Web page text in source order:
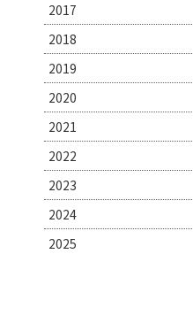
2017
2018
2019
2020
2021
2022
2023
2024
2025